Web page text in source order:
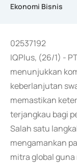
Ekonomi Bisnis
02537192
IQPlus, (26/1) -
menunjukkan
keberlanjutan
memastikan
terjangkau bagi
Salah satu
mengamankan
mitra global